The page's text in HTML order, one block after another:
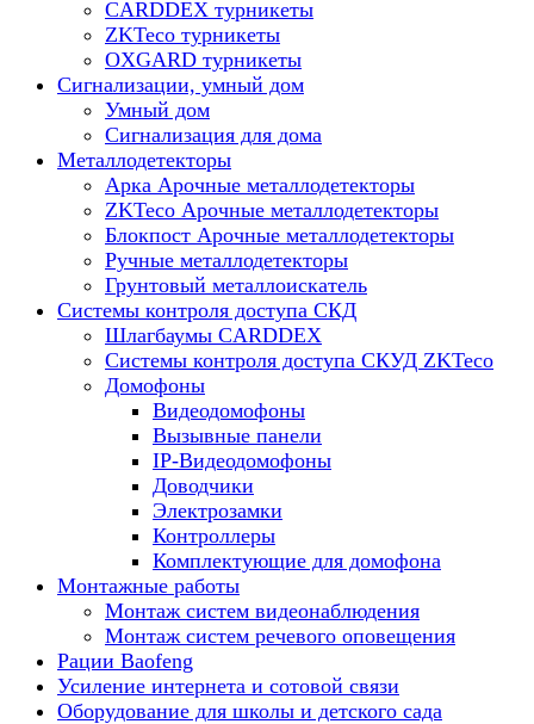
CARDDEX турникеты
ZKTeco турникеты
OXGARD турникеты
Сигнализации, умный дом
Умный дом
Сигнализация для дома
Металлодетекторы
Арка Арочные металлодетекторы
ZKTeco Арочные металлодетекторы
Блокпост Арочные металлодетекторы
Ручные металлодетекторы
Грунтовый металлоискатель
Системы контроля доступа СКД
Шлагбаумы CARDDEX
Системы контроля доступа СКУД ZKTeco
Домофоны
Видеодомофоны
Вызывные панели
IP-Видеодомофоны
Доводчики
Электрозамки
Контроллеры
Комплектующие для домофона
Монтажные работы
Монтаж систем видеонаблюдения
Монтаж систем речевого оповещения
Рации Baofeng
Усиление интернета и сотовой связи
Оборудование для школы и детского сада